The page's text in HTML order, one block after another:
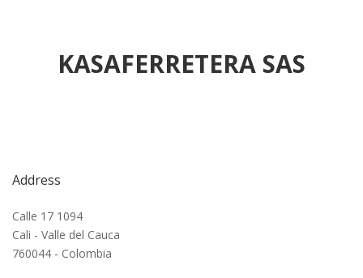
KASAFERRETERA SAS
Address
Calle 17 1094
Cali - Valle del Cauca
760044 - Colombia